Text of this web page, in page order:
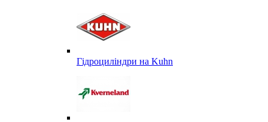
Гідроциліндри на Kuhn